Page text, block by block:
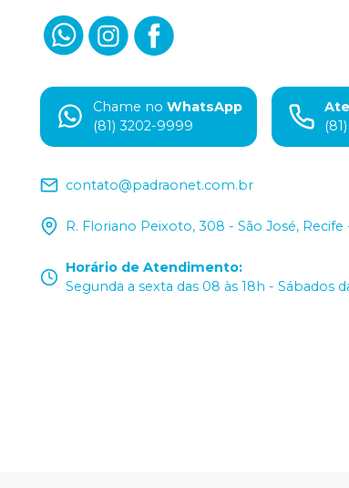
Chame no WhatsApp
(81) 3202-9999
contato@padraonet.com.br
R. Floriano Peixoto, 308 - São José,
Horário de Atendimento:
Segunda a sexta das 08 às 18h - Sábados